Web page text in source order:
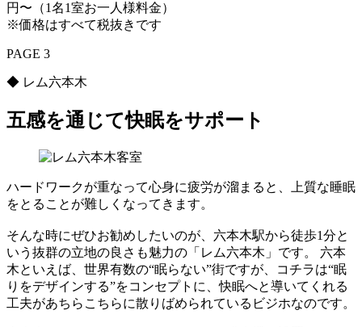
円〜（1名1室お一人様料金）
※価格はすべて税抜きです
PAGE 3
◆ レム六本木
五感を通じて快眠をサポート
ハードワークが重なって心身に疲労が溜まると、上質な睡眠
をとることが難しくなってきます。
そんな時にぜひお勧めしたいのが、六本木駅から徒歩1分と
いう抜群の立地の良さも魅力の「レム六本木」です。 六本
木といえば、世界有数の“眠らない”街ですが、コチラは“眠
りをデザインする”をコンセプトに、快眠へと導いてくれる
工夫があちらこちらに散りばめられているビジホなのです。